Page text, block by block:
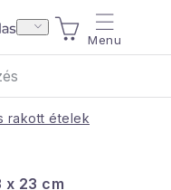
KOSÁR
rakott ételek
x 23 cm